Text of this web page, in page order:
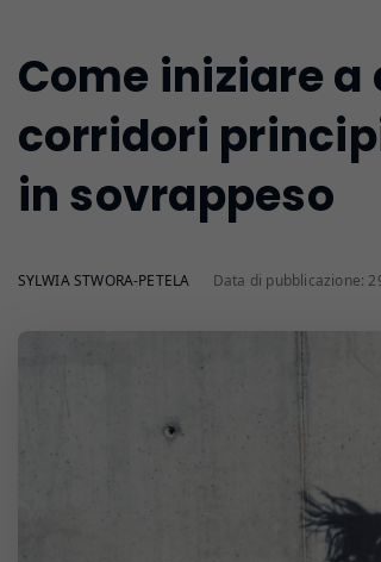
Come iniziare
corridori
in sovrappeso
SYLWIA STWORA-PETELA Data di pubblicazione: